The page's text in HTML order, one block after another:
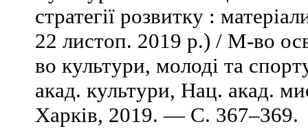
стратегії розвитку :
22 листоп. 2019 р.) / М-во
во культури, молоді та
акад. культури, Нац. акад.
Харків, 2019. — С. 367–369.